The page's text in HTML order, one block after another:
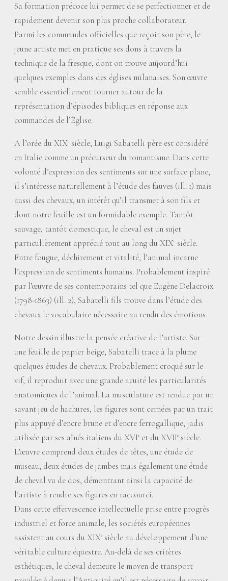
Sa formation précoce lui permet de se perfectionner et de
rapidement devenir son plus proche collaborateur.
Parmi les commandes officielles que reçoit son père, le
jeune artiste met en pratique ses dons à travers la
technique de la fresque, dont on trouve aujourd’hui
quelques exemples dans des églises milanaises. Son œuvre
semble essentiellement tourner autour de la
représentation d’épisodes bibliques en réponse aux
commandes de l’Église.
A l’orée du XIXe siècle, Luigi Sabatelli père est considéré
en Italie comme un précurseur du romantisme. Dans cette
volonté d’expression des sentiments sur une surface plane,
il s’intéresse naturellement à l’étude des fauves (ill. 1) mais
aussi des chevaux, un intérêt qu’il transmet à son fils et
dont notre feuille est un formidable exemple. Tantôt
sauvage, tantôt domestique, le cheval est un sujet
particulièrement apprécié tout au long du XIXe siècle.
Entre fougue, déchirement et vitalité, l’animal incarne
l’expression de sentiments humains. Probablement inspiré
par l’œuvre de ses contemporains tel que Eugène Delacroix
(1798-1863) (ill. 2), Sabatelli fils trouve dans l’étude des
chevaux le vocabulaire nécessaire au rendu des émotions.
Notre dessin illustre la pensée créative de l’artiste. Sur
une feuille de papier beige, Sabatelli trace à la plume
quelques études de chevaux. Probablement croqué sur le
vif, il reproduit avec une grande acuité les particularités
anatomiques de l’animal. La musculature est rendue par un
savant jeu de hachures, les figures sont cernées par un trait
plus appuyé d’encre brune et d’encre ferrogallique, jadis
utilisée par ses aînés italiens du XVIe et du XVIIe siècle.
L’œuvre comprend deux études de têtes, une étude de
museau, deux études de jambes mais également une étude
de cheval vu de dos, démontrant ainsi la capacité de
l’artiste à rendre ses figures en raccourci.
Dans cette effervescence intellectuelle prise entre progrès
industriel et force animale, les sociétés européennes
assistent au cours du XIXe siècle au développement d’une
véritable culture équestre. Au-delà de ses critères
esthétiques, le cheval demeure le moyen de transport